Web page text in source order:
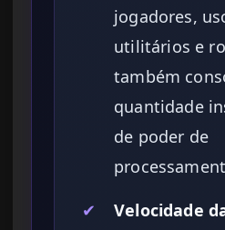
jogadores,
utilitários e
também
quantidade
de poder de
✔
Velocidade